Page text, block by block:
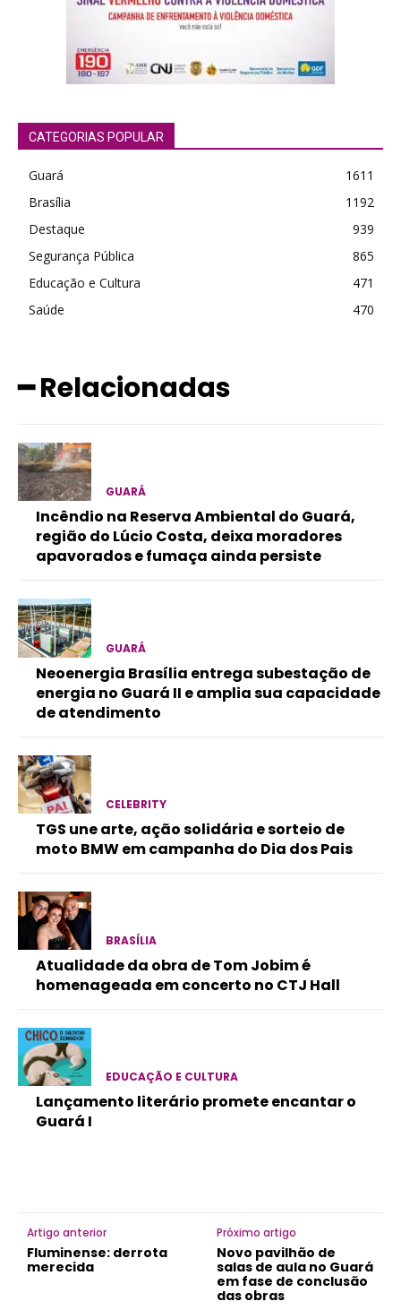
CATEGORIAS POPULAR
Guará
1611
Brasília
1192
Destaque
939
Segurança Pública
865
Educação e Cultura
471
Saúde
470
━ Relacionadas
GUARÁ
Incêndio na Reserva Ambiental do Guará,
região do Lúcio Costa, deixa moradores
apavorados e fumaça ainda persiste
GUARÁ
Neoenergia Brasília entrega subestação de
energia no Guará II e amplia sua capacidade
de atendimento
CELEBRITY
TGS une arte, ação solidária e sorteio de
moto BMW em campanha do Dia dos Pais
BRASÍLIA
Atualidade da obra de Tom Jobim é
homenageada em concerto no CTJ Hall
EDUCAÇÃO E CULTURA
Lançamento literário promete encantar o
Guará I
Artigo anterior
Fluminense: derrota
merecida
Próximo artigo
Novo pavilhão de
salas de aula no Guará
em fase de conclusão
das obras